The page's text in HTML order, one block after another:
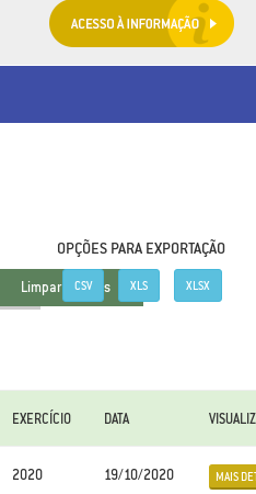
OPÇÕES PARA EXPORTAÇÃO
CSV XLS XLSX
EXERCÍCIO DATA
2020 19/10/2020 MAIS